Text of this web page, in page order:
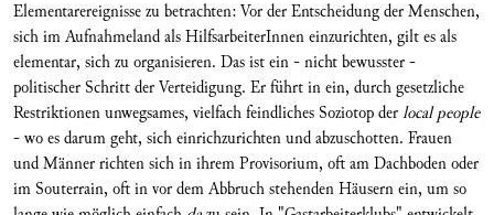
Elementarereignisse zu betrachten: Vor der Entscheidung der Menschen,
sich im Aufnahmeland als HilfsarbeiterInnen einzurichten, gilt es als
elementar, sich zu organisieren. Das ist ein - nicht bewusster -
politischer Schritt der Verteidigung. Er führt in ein, durch gesetzliche
Restriktionen unwegsames, vielfach feindliches Soziotop derlocal people
- wo es darum geht, sich einrichzurichten und abzuschotten. Frauen
und Männer richten sich in ihrem Provisorium, oft am Dachboden oder
im Souterrain, oft in vor dem Abbruch stehenden Häusern ein, um so